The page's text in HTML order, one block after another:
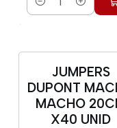
Cantidad
-13%
JUMPERS
DUPONT
MACHO
X40 UNID